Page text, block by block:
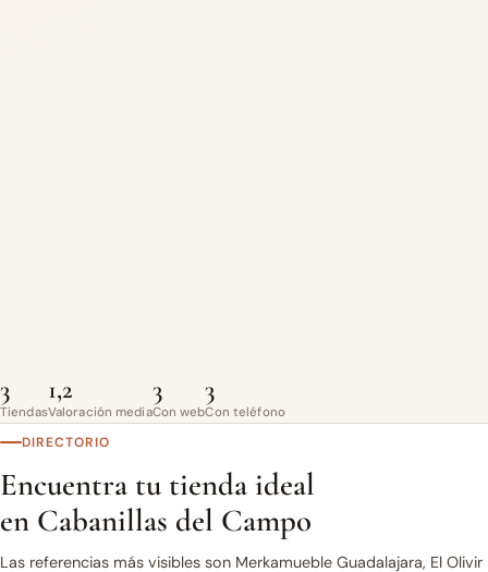
3
Tiendas
1,2
Valoración media
3
Con web
3
Con teléfono
DIRECTORIO
Encuentra tu tienda ideal
en Cabanillas del Campo
Las referencias más visibles son Merkamueble Guadalajara, El Olivir